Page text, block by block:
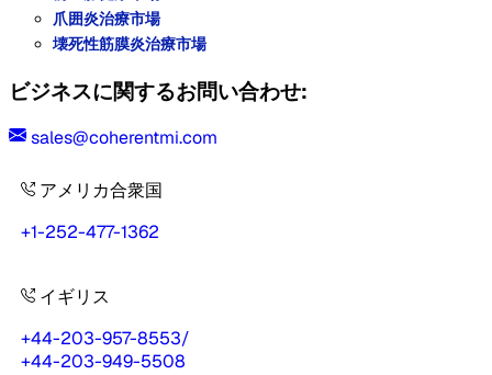
爪囲炎治療市場
壊死性筋膜炎治療市場
ビジネスに関するお問い合わせ:
sales@coherentmi.com
アメリカ合衆国
+1-252-477-1362
イギリス
+44-203-957-8553/
+44-203-949-5508